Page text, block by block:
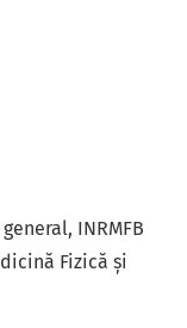
INRMFB
Fizică și